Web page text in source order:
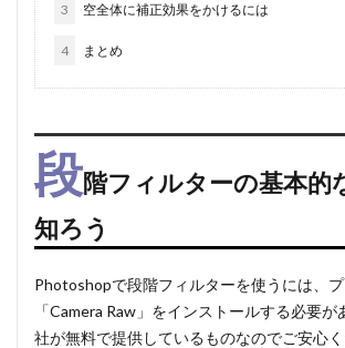
3 空全体に補正効果をかけるには
4 まとめ
段階フィルターの基本的
知ろう
Photoshopで段階フィルターを使うには、
「Camera Raw」をインストールする必要
社が無料で提供しているものなのでご安心く